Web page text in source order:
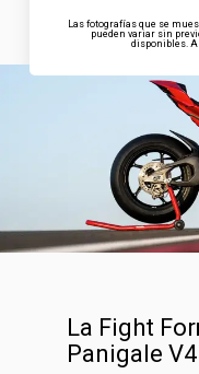
Las fotografías que se
pueden variar sin
disponibles.
La Fight
Panigale